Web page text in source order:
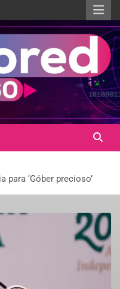
para ‘Góber precioso’